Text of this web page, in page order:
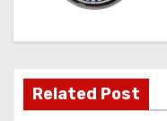
Related Post